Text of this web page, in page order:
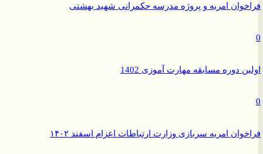
امریه و پروژه مدرسه حکمرانی شهید بهشتی
دوره مسابقه مهارت آموزی 1402
امریه سربازی وزارت ارتباطات اعزام اسفند ۱۴۰۲